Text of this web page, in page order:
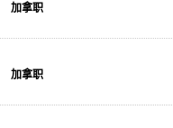
加拿职
加拿职